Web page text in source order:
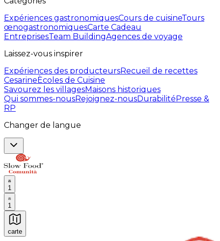
Expériences gastronomiquesCours de cuisineTours
œnogastronomiquesCarte Cadeau
EntreprisesTeam BuildingAgences de voyage
Laissez-vous inspirer
Expériences des producteursRecueil de recettes
CesarineÈcoles de Cuisine
Savourez les villagesMaisons historiques
Qui sommes-nousRejoignez-nousDurabilitéPresse &
RP
Changer de langue
1
1
carte